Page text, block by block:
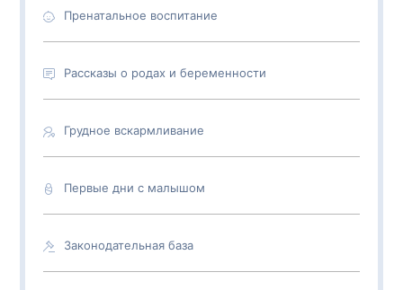
Пренатальное воспитание
Рассказы о родах и беременности
Грудное вскармливание
Первые дни с малышом
Законодательная база